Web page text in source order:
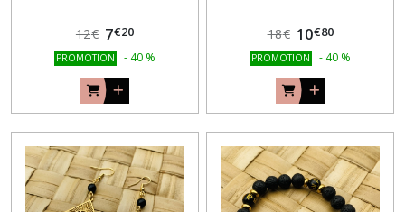
12€ 7€20
PROMOTION - 40 %
18€ 10€80
PROMOTION - 40 %